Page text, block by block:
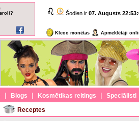
Šodien ir 07. Augusts
Kleoo monētas Apmeklētāji
| Blogs | Kosmētikas reitings | Speciālisti
Receptes